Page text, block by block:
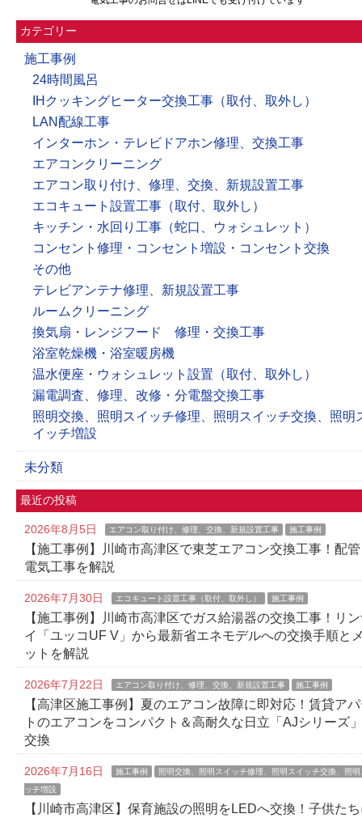
カテゴリー
施工事例
24時間風呂
IHクッキングヒーター交換工事（取付、取外し）
LAN配線工事
インターホン・テレビドアホン修理、交換工事
エアコンクリーニング
エアコン取り付け、修理、交換、新規設置工事
エコキュート設置工事（取付、取外し）
キッチン・水回り工事（蛇口、ウォシュレット）
コンセント修理・コンセント増設・コンセント交換
その他
テレビアンテナ修理、新規設置工事
ルームクリーニング
換気扇・レンジフード 修理・交換工事
浴室乾燥機・浴室暖房機
温水便座・ウォシュレット設置（取付、取外し）
漏電調査、修理、改修・分電盤交換工事
照明交換、照明スイッチ修理、照明スイッチ交換、照明
イッチ増設
未分類
最近の投稿
2026年8月5日 エアコン取り付け、修理、交換、新規設置工事 施工事例
【施工事例】川崎市高津区で東芝エアコン交換工事！配
電気工事を解説
2026年7月30日 エコキュート設置工事（取付、取外し） 施工事例
【施工事例】川崎市高津区でガス給湯器の交換工事！リ
イ「ユッコUF V」から最新省エネモデルへの交換手順と
ットを解説
2026年7月22日 エアコン取り付け、修理、交換、新規設置工事 施工事例
【高津区施工事例】夏のエアコン故障に即対応！賃貸ア
トのエアコンをコンパクト＆高耐久な日立「AJシリーズ
交換
2026年7月16日 施工事例
照明交換、照明スイッチ修理、照明スイッチ交換、照明
ッチ増設
【川崎市高津区】保育施設の照明をLEDへ交換！子供た